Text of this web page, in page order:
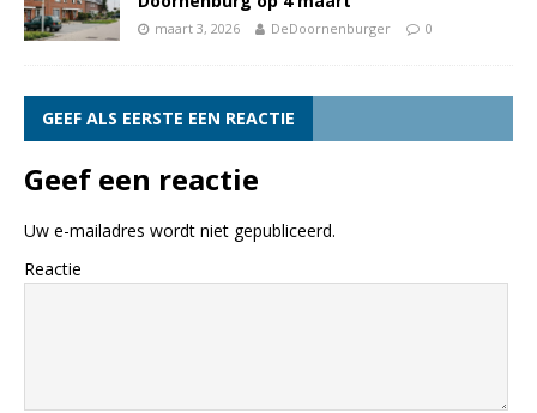
maart 3, 2026 DeDoornenburger 0
GEEF ALS EERSTE EEN REACTIE
Geef een reactie
Uw e-mailadres wordt niet gepubliceerd.
Reactie